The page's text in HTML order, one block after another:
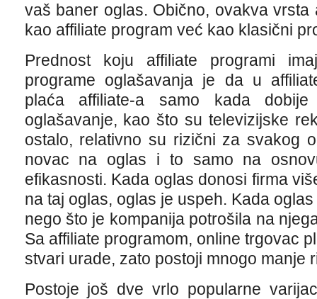
vaš baner oglas. Obično, ovakva vrsta
kao affiliate program već kao klasični
Prednost koju affiliate programi
programe oglašavanja je da u
plaća affiliate-a samo kada
oglašavanje, kao što su televizijske
ostalo, relativno su rizični za svakog
novac na oglas i to samo na
efikasnosti. Kada oglas donosi firma
na taj oglas, oglas je uspeh. Kada
nego što je kompanija potrošila na
Sa affiliate programom, online trgovac
stvari urade, zato postoji mnogo manje
Postoje još dve vrlo popularne